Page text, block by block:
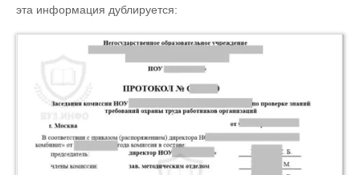
эта информация дублируется: